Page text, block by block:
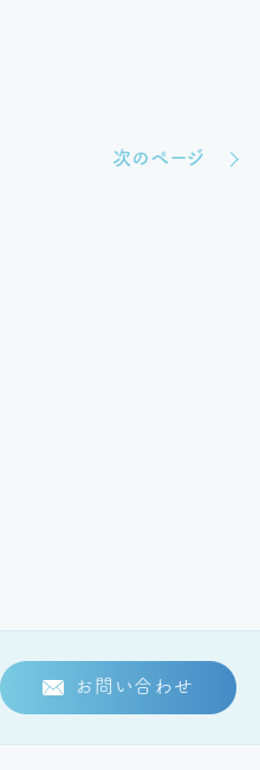
次のページ
お問い合わせ